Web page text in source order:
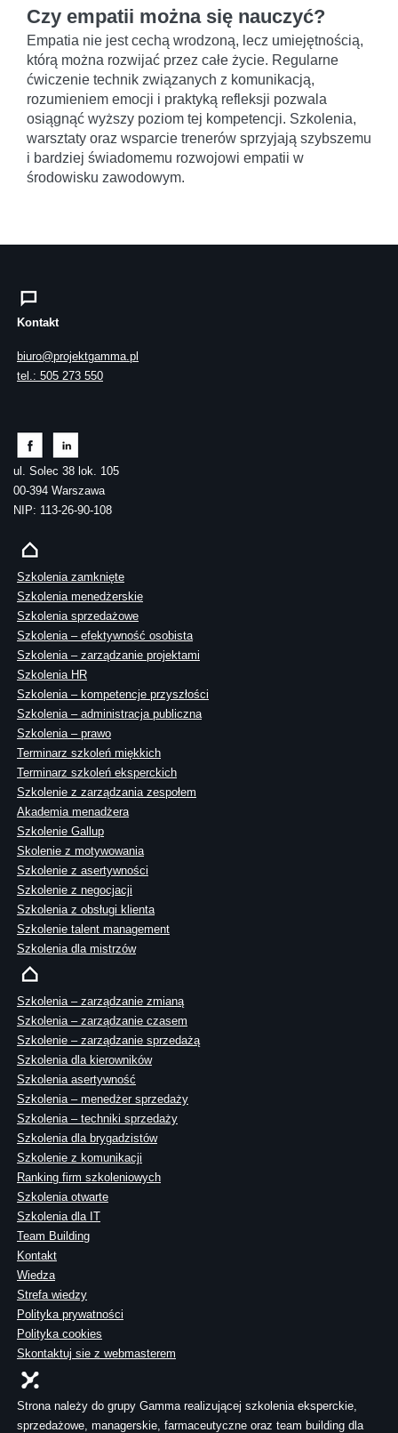
Czy empatii można się nauczyć?
Empatia nie jest cechą wrodzoną, lecz umiejętnością,
którą można rozwijać przez całe życie. Regularne
ćwiczenie technik związanych z komunikacją,
rozumieniem emocji i praktyką refleksji pozwala
osiągnąć wyższy poziom tej kompetencji. Szkolenia,
warsztaty oraz wsparcie trenerów sprzyjają szybszemu
i bardziej świadomemu rozwojowi empatii w
środowisku zawodowym.
Kontakt
biuro@projektgamma.pl
tel.: 505 273 550
ul. Solec 38 lok. 105
00-394 Warszawa
NIP: 113-26-90-108
Szkolenia zamknięte
Szkolenia menedżerskie
Szkolenia sprzedażowe
Szkolenia – efektywność osobista
Szkolenia – zarządzanie projektami
Szkolenia HR
Szkolenia – kompetencje przyszłości
Szkolenia – administracja publiczna
Szkolenia – prawo
Terminarz szkoleń miękkich
Terminarz szkoleń eksperckich
Szkolenie z zarządzania zespołem
Akademia menadżera
Szkolenie Gallup
Skolenie z motywowania
Szkolenie z asertywności
Szkolenie z negocjacji
Szkolenia z obsługi klienta
Szkolenie talent management
Szkolenia dla mistrzów
Szkolenia – zarządzanie zmianą
Szkolenia – zarządzanie czasem
Szkolenie – zarządzanie sprzedażą
Szkolenia dla kierowników
Szkolenia asertywność
Szkolenia – menedżer sprzedaży
Szkolenia – techniki sprzedaży
Szkolenia dla brygadzistów
Szkolenie z komunikacji
Ranking firm szkoleniowych
Szkolenia otwarte
Szkolenia dla IT
Team Building
Kontakt
Wiedza
Strefa wiedzy
Polityka prywatności
Polityka cookies
Skontaktuj sie z webmasterem
Strona należy do grupy Gamma realizującej szkolenia eksperckie,
sprzedażowe, managerskie, farmaceutyczne oraz team building dla